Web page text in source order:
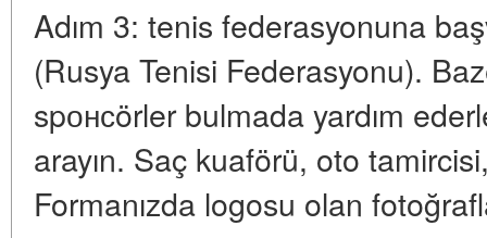
Adım 3: tenis federasyonuna
(Rusya Tenisi Federasyonu).
spонсörler bulmada yardım
arayın. Saç kuaförü, oto
Formanızda logosu olan